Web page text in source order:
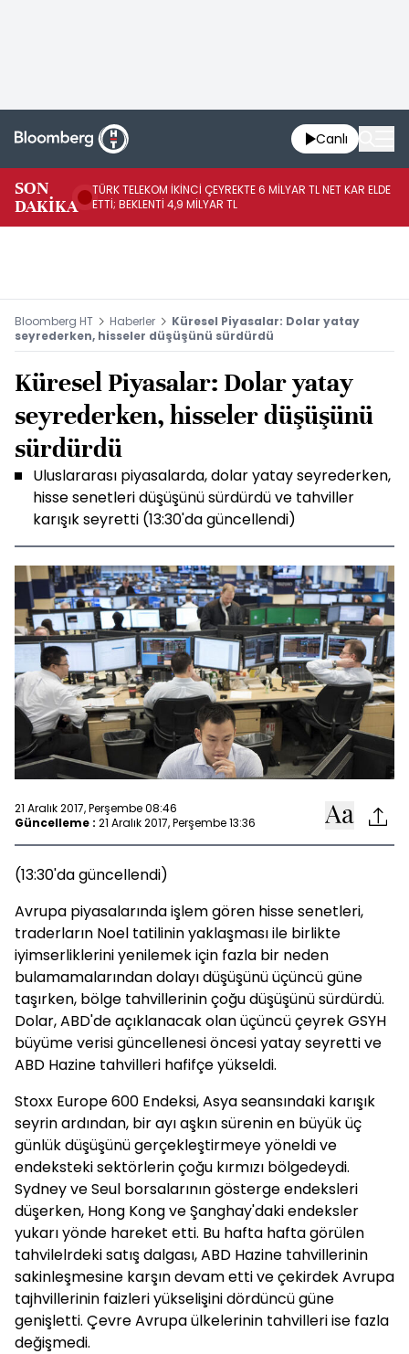
Canlı
SON
DAKİKA
TÜRK TELEKOM İKİNCİ ÇEYREKTE 6 MİLYAR TL NET KAR ELDE
ETTİ; BEKLENTİ 4,9 MİLYAR TL
Bloomberg HT Haberler
Küresel Piyasalar: Dolar yatay
seyrederken, hisseler düşüşünü sürdürdü
Küresel Piyasalar: Dolar yatay
seyrederken, hisseler düşüşünü
sürdürdü
Uluslararası piyasalarda, dolar yatay seyrederken,
hisse senetleri düşüşünü sürdürdü ve tahviller
karışık seyretti (13:30'da güncellendi)
21 Aralık 2017, Perşembe 08:46
Güncelleme : 21 Aralık 2017, Perşembe 13:36
(13:30'da güncellendi)
Avrupa piyasalarında işlem gören hisse senetleri,
traderların Noel tatilinin yaklaşması ile birlikte
iyimserliklerini yenilemek için fazla bir neden
bulamamalarından dolayı düşüşünü üçüncü güne
taşırken, bölge tahvillerinin çoğu düşüşünü sürdürdü.
Dolar, ABD'de açıklanacak olan üçüncü çeyrek GSYH
büyüme verisi güncellenesi öncesi yatay seyretti ve
ABD Hazine tahvilleri hafifçe yükseldi.
Stoxx Europe 600 Endeksi, Asya seansındaki karışık
seyrin ardından, bir ayı aşkın sürenin en büyük üç
günlük düşüşünü gerçekleştirmeye yöneldi ve
endeksteki sektörlerin çoğu kırmızı bölgedeydi.
Sydney ve Seul borsalarının gösterge endeksleri
düşerken, Hong Kong ve Şanghay'daki endeksler
yukarı yönde hareket etti. Bu hafta hafta görülen
tahvilelrdeki satış dalgası, ABD Hazine tahvillerinin
sakinleşmesine karşın devam etti ve çekirdek Avrupa
tajhvillerinin faizleri yükselişini dördüncü güne
genişletti. Çevre Avrupa ülkelerinin tahvilleri ise fazla
değişmedi.